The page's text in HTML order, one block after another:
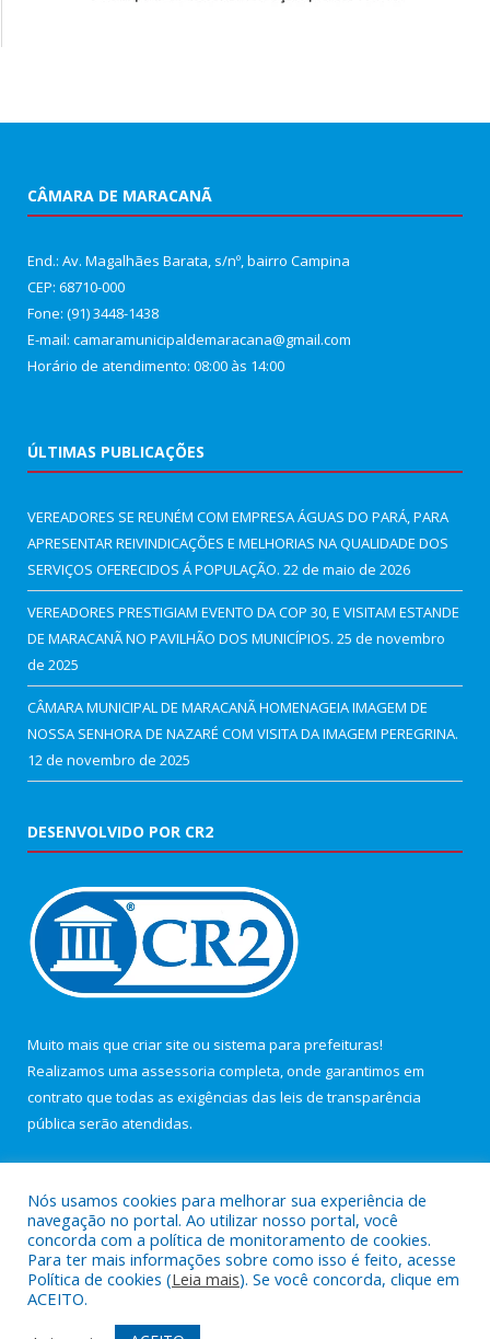
CÂMARA DE MARACANÃ
End.: Av. Magalhães Barata, s/nº, bairro Campina
CEP: 68710-000
Fone: (91) 3448-1438
E-mail: camaramunicipaldemaracana@gmail.com
Horário de atendimento: 08:00 às 14:00
ÚLTIMAS PUBLICAÇÕES
VEREADORES SE REUNÉM COM EMPRESA ÁGUAS DO PARÁ, PARA
APRESENTAR REIVINDICAÇÕES E MELHORIAS NA QUALIDADE DOS
SERVIÇOS OFERECIDOS Á POPULAÇÃO. 22 de maio de 2026
VEREADORES PRESTIGIAM EVENTO DA COP 30, E VISITAM ESTANDE
DE MARACANÃ NO PAVILHÃO DOS MUNICÍPIOS. 25 de novembro
de 2025
CÂMARA MUNICIPAL DE MARACANÃ HOMENAGEIA IMAGEM DE
NOSSA SENHORA DE NAZARÉ COM VISITA DA IMAGEM PEREGRINA.
12 de novembro de 2025
DESENVOLVIDO POR CR2
Muito mais que criar site ou sistema para prefeituras!
Realizamos uma assessoria completa, onde garantimos em
contrato que todas as exigências das leis de transparência
pública serão atendidas.
Todos os direitos reservados a Câmara Municipal de Maracanã.
Nós usamos cookies para melhorar sua experiência de
navegação no portal. Ao utilizar nosso portal, você
concorda com a política de monitoramento de cookies.
Para ter mais informações sobre como isso é feito, acesse
Política de cookies (Leia mais). Se você concorda, clique em
ACEITO.